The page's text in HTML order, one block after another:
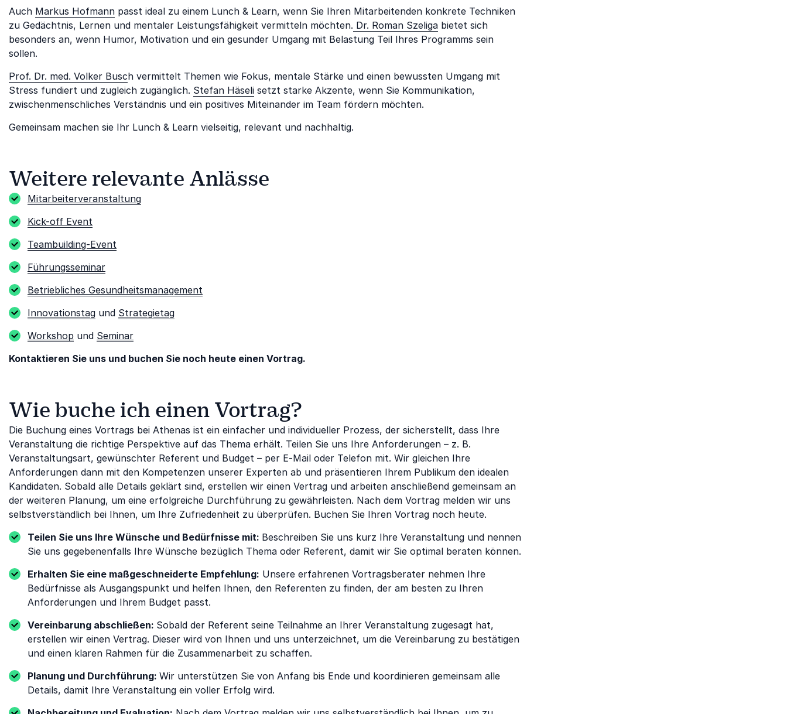
Auch Markus Hofmann passt ideal zu einem Lunch & Learn, wenn Sie Ihren Mitarbeitenden konkrete Techniken
zu Gedächtnis, Lernen und mentaler Leistungsfähigkeit vermitteln möchten. Dr. Roman Szeliga bietet sich
besonders an, wenn Humor, Motivation und ein gesunder Umgang mit Belastung Teil Ihres Programms sein
sollen.
Prof. Dr. med. Volker Busch vermittelt Themen wie Fokus, mentale Stärke und einen bewussten Umgang mit
Stress fundiert und zugleich zugänglich. Stefan Häseli setzt starke Akzente, wenn Sie Kommunikation,
zwischenmenschliches Verständnis und ein positives Miteinander im Team fördern möchten.
Gemeinsam machen sie Ihr Lunch & Learn vielseitig, relevant und nachhaltig.
Weitere relevante Anlässe
Mitarbeiterveranstaltung
Kick-off Event
Teambuilding-Event
Führungsseminar
Betriebliches Gesundheitsmanagement
Innovationstag und Strategietag
Workshop und Seminar
Kontaktieren Sie uns und buchen Sie noch heute einen Vortrag.
Wie buche ich einen Vortrag?
Die Buchung eines Vortrags bei Athenas ist ein einfacher und individueller Prozess, der sicherstellt, dass Ihre
Veranstaltung die richtige Perspektive auf das Thema erhält. Teilen Sie uns Ihre Anforderungen – z. B.
Veranstaltungsart, gewünschter Referent und Budget – per E-Mail oder Telefon mit. Wir gleichen Ihre
Anforderungen dann mit den Kompetenzen unserer Experten ab und präsentieren Ihrem Publikum den idealen
Kandidaten. Sobald alle Details geklärt sind, erstellen wir einen Vertrag und arbeiten anschließend gemeinsam an
der weiteren Planung, um eine erfolgreiche Durchführung zu gewährleisten. Nach dem Vortrag melden wir uns
selbstverständlich bei Ihnen, um Ihre Zufriedenheit zu überprüfen. Buchen Sie Ihren Vortrag noch heute.
Teilen Sie uns Ihre Wünsche und Bedürfnisse mit: Beschreiben Sie uns kurz Ihre Veranstaltung und nennen
Sie uns gegebenenfalls Ihre Wünsche bezüglich Thema oder Referent, damit wir Sie optimal beraten können.
Erhalten Sie eine maßgeschneiderte Empfehlung: Unsere erfahrenen Vortragsberater nehmen Ihre
Bedürfnisse als Ausgangspunkt und helfen Ihnen, den Referenten zu finden, der am besten zu Ihren
Anforderungen und Ihrem Budget passt.
Vereinbarung abschließen: Sobald der Referent seine Teilnahme an Ihrer Veranstaltung zugesagt hat,
erstellen wir einen Vertrag. Dieser wird von Ihnen und uns unterzeichnet, um die Vereinbarung zu bestätigen
und einen klaren Rahmen für die Zusammenarbeit zu schaffen.
Planung und Durchführung: Wir unterstützen Sie von Anfang bis Ende und koordinieren gemeinsam alle
Details, damit Ihre Veranstaltung ein voller Erfolg wird.